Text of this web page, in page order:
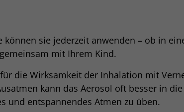
können sie jederzeit anwenden – ob in
mit Ihrem Kind.
die Wirksamkeit der Inhalation mit
kann das Aerosol oft besser in
und entspannendes Atmen zu üben.